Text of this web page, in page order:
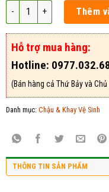
Hộp Đi Vệ Sinh Cho Mèo
Thêm
Hỗ trợ mua hàng:
Hotline:
(Bán hàng cả Thứ Bảy và Chủ
Danh mục: Chậu & Khay Vệ Sinh
THÔNG TIN SẢN PHẨM